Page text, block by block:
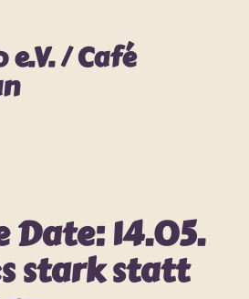
e.V. / Café
Date: 14.05.
stark statt